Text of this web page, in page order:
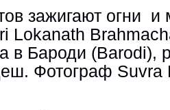
зажигают огни и
Lokanath
в Бароди (Barodi),
Фотограф Suvra